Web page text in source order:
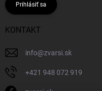
Prihlásiť sa
KONTAKT
info@zvarsi.sk
+421 948 072 919